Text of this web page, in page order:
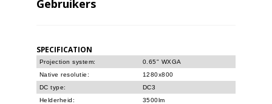
Gebruikers
SPECIFICATION
Projection system:
0.65" WXGA
Native resolutie:
1280x800
DC type:
DC3
Helderheid:
3500lm